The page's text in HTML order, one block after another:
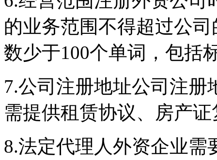
的业务范围不得超过公
数少于100个单词，包括
7.公司注册地址公司注
需提供租赁协议、房产
8.法定代理人外资企业